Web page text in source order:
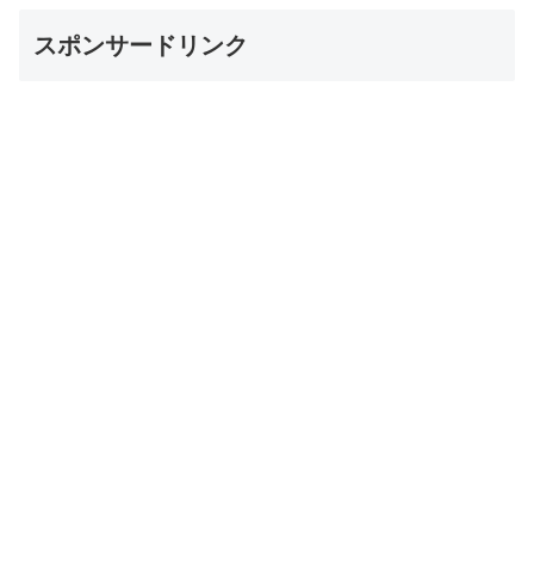
スポンサードリンク